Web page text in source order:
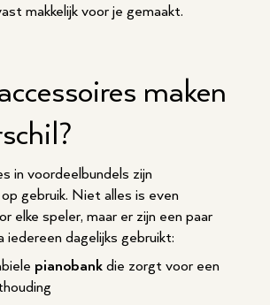
makkelijk voor je gemaakt.
maken
in voordeelbundels zijn
gebruik. Niet alles is even
elke speler, maar er zijn een paar
iedereen dagelijks gebruikt:
pianobank die zorgt voor een